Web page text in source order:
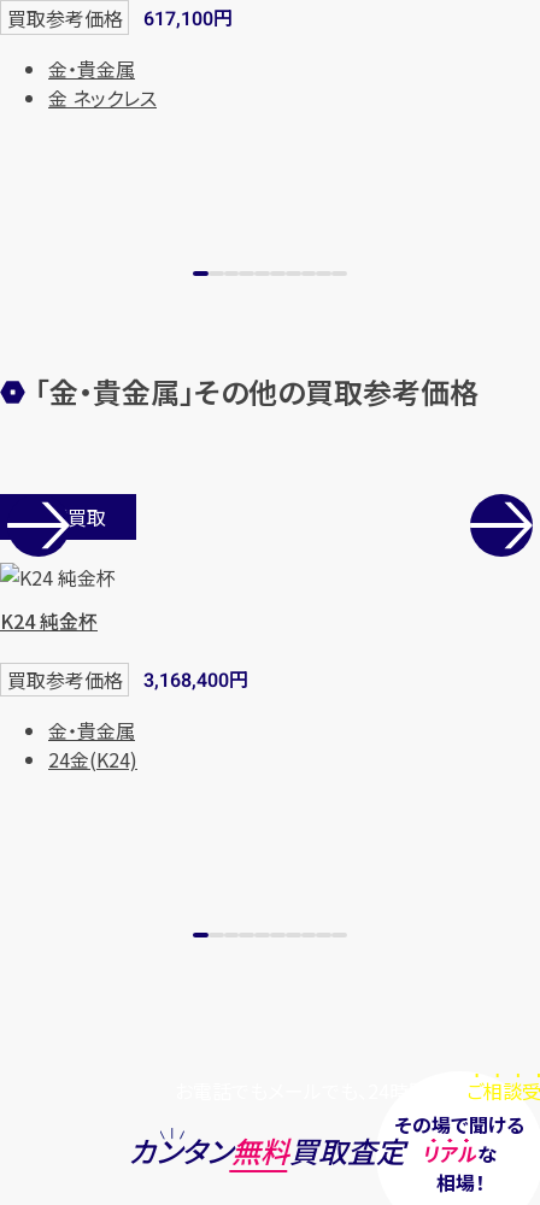
まずはお電話
買取参考価格 617,100円
金・貴金属
金 ネックレス
「金・貴金属」その他の買取参考価格
店舗買取
K24 純金杯
買取参考価格 3,168,400円
金・貴金属
24金(K24)
ご相談
その場で聞ける
リアルな
相場！
カンタン無料買取査定